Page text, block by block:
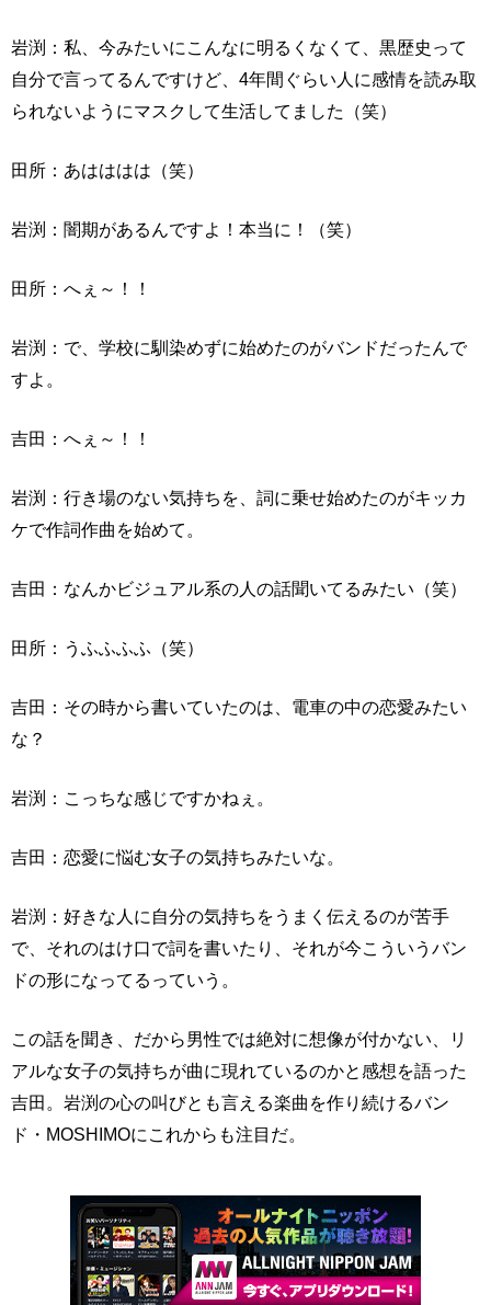
岩渕：私、今みたいにこんなに明るくなくて、黒歴史って
自分で言ってるんですけど、4年間ぐらい人に感情を読み取
られないようにマスクして生活してました（笑）
田所：あはははは（笑）
岩渕：闇期があるんですよ！本当に！（笑）
田所：へぇ～！！
岩渕：で、学校に馴染めずに始めたのがバンドだったんで
すよ。
吉田：へぇ～！！
岩渕：行き場のない気持ちを、詞に乗せ始めたのがキッカ
ケで作詞作曲を始めて。
吉田：なんかビジュアル系の人の話聞いてるみたい（笑）
田所：うふふふふ（笑）
吉田：その時から書いていたのは、電車の中の恋愛みたい
な？
岩渕：こっちな感じですかねぇ。
吉田：恋愛に悩む女子の気持ちみたいな。
岩渕：好きな人に自分の気持ちをうまく伝えるのが苦手
で、それのはけ口で詞を書いたり、それが今こういうバン
ドの形になってるっていう。
この話を聞き、だから男性では絶対に想像が付かない、リ
アルな女子の気持ちが曲に現れているのかと感想を語った
吉田。岩渕の心の叫びとも言える楽曲を作り続けるバン
ド・MOSHIMOにこれからも注目だ。